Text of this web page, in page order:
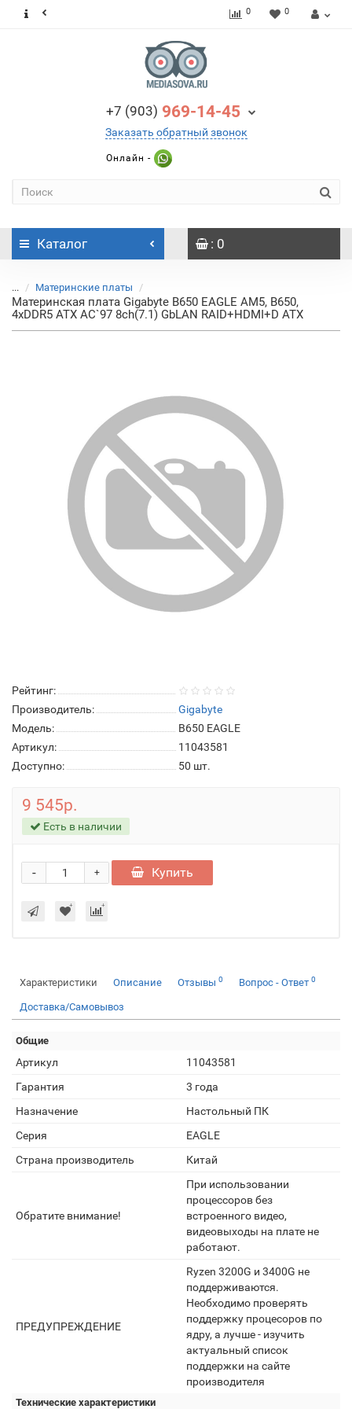
0 0
+7 (903) 969-14-45
Заказать обратный звонок
Онлайн -
Каталог : 0
... Материнские платы
Материнская плата Gigabyte B650 EAGLE AM5, B650,
4xDDR5 ATX AC`97 8ch(7.1) GbLAN RAID+HDMI+D ATX
Рейтинг:
Производитель:
Gigabyte
Модель:
B650 EAGLE
Артикул:
11043581
Доступно:
50 шт.
9 545р.
Есть в наличии
+
- Купить
Характеристики Описание Отзывы 0 Вопрос - Ответ 0
Доставка/Самовывоз
Общие
Артикул
11043581
Гарантия
3 года
Назначение
Настольный ПК
Серия
EAGLE
Страна производитель
Китай
Обратите внимание!
При использовании
процессоров без
встроенного видео,
видеовыходы на плате не
работают.
ПРЕДУПРЕЖДЕНИЕ
Ryzen 3200G и 3400G не
поддерживаются.
Необходимо проверять
поддержку процесоров по
ядру, а лучше - изучить
актуальный список
поддержки на сайте
производителя
Технические характеристики